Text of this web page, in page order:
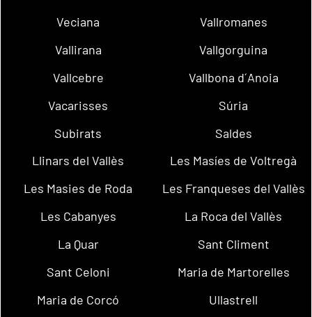
Veciana
Vallromanes
Vallirana
Vallgorguina
Vallcebre
Vallbona d´Anoia
Vacarisses
Súria
Subirats
Saldes
Llinars del Vallès
Les Masíes de Voltregà
Les Masies de Roda
Les Franqueses del Vallès
Les Cabanyes
La Roca del Vallès
La Quar
Sant Climent
Sant Celoni
Maria de Martorelles
Maria de Corcó
Ullastrell